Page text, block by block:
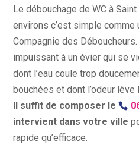
Le débouchage de WC à
environs c’est simple comme
Compagnie des
impuissant à un évier qui se
dont l’eau coule trop
bouchées et dont l’odeur
Il suffit de composer le
intervient dans votre ville
rapide qu’efficace.